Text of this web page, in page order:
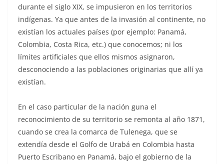
durante el siglo XIX, se impusieron en los territorios
indígenas. Ya que antes de la invasión al continente, no
existían los actuales países (por ejemplo: Panamá,
Colombia, Costa Rica, etc.) que conocemos; ni los
límites artificiales que ellos mismos asignaron,
desconociendo a las poblaciones originarias que allí ya
existían.
En el caso particular de la nación guna el
reconocimiento de su territorio se remonta al año 1871,
cuando se crea la comarca de Tulenega, que se
extendía desde el Golfo de Urabá en Colombia hasta
Puerto Escribano en Panamá, bajo el gobierno de la